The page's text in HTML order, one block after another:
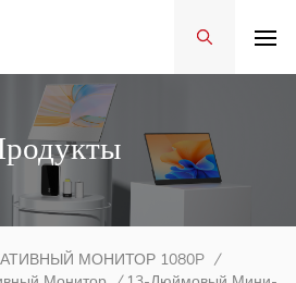
МОНИТОР 1080P /